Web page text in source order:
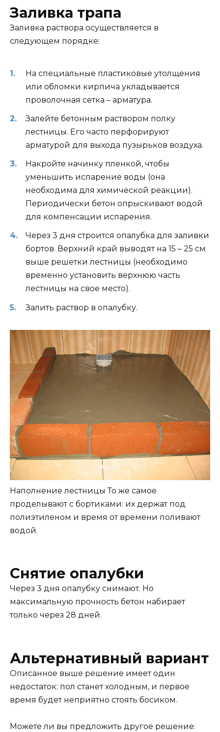
Заливка трапа
Заливка раствора осуществляется в
следующем порядке:
На специальные пластиковые утолщения
или обломки кирпича укладывается
проволочная сетка – арматура.
Залейте бетонным раствором полку
лестницы. Его часто перфорируют
арматурой для выхода пузырьков воздуха.
Накройте начинку пленкой, чтобы
уменьшить испарение воды (она
необходима для химической реакции).
Периодически бетон опрыскивают водой
для компенсации испарения.
Через 3 дня строится опалубка для заливки
бортов. Верхний край выводят на 15 – 25 см
выше решетки лестницы (необходимо
временно установить верхнюю часть
лестницы на свое место).
Залить раствор в опалубку.
Наполнение лестницы То же самое
проделывают с бортиками: их держат под
полиэтиленом и время от времени поливают
водой.
Снятие опалубки
Через 3 дня опалубку снимают. Но
максимальную прочность бетон набирает
только через 28 дней.
Альтернативный вариант
Описанное выше решение имеет один
недостаток: пол станет холодным, и первое
время будет неприятно стоять босиком.
Можете ли вы предложить другое решение: